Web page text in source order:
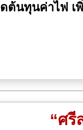
ต้นทุนค่าไฟ เ
“ศรี